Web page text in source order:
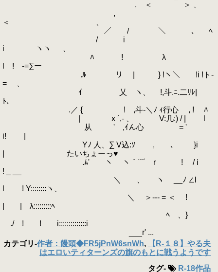
, ＜ ＞ 、
,
＜ ゝ、
／ / ＼ 、 ﾍ
/ i
i ヽヽ ゝ 、
ﾊ ! λ
l ! -=∑ー
.ﾙ リ | } !ヽ＼ !i !ト-
= ゝ、
ｲ 乂 ヽ、 !,斗.ﾆ.二ﾘﾚ|
ﾄ、￣
.／ { ! ,斗-＼ﾉ ｨ行心 ゝ, ! ﾊ
| x ´,- 、 V:几:) / | l
从 ' ,ｲん心 ゝ= '
i! |
Yﾉ 人、∑ V込:ｿ , 、 }i
| たいちょーっ♥
.ﾑ' ヽ ヽ｀¨¨´ r ! / i
! _ __
＼ ゝ、 ヽ __ﾉ ∠l
l ! Y::::::::ヽ、
＼ ＞‐-- = ＜ !
| | λ:::::::::ﾍ
ゝ ﾍ 、}
./ ! ! i::::::::::::::i
___r' ...
カテゴリ-作者：饅頭◆FR5jPnW6snWh,
【R-１８】やる夫
はエロいティターンズの旗のもとに戦うようです
タグ-
R-18作品